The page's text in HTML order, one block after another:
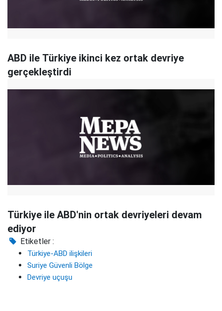
ABD ile Türkiye ikinci kez ortak devriye
gerçekleştirdi
Türkiye ile ABD'nin ortak devriyeleri devam
ediyor
Etiketler :
Türkiye-ABD ilişkileri
Suriye Güvenli Bölge
Devriye uçuşu